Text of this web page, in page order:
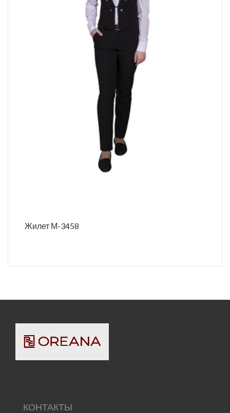
Жилет М-3458
КОНТАКТЫ